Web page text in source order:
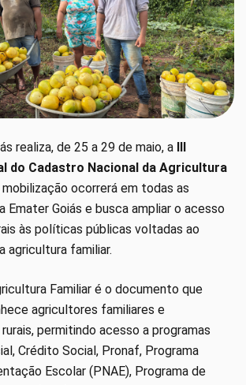
realiza, de 25 a 29 de maio, a III
do Cadastro Nacional da Agricultura
mobilização ocorrerá em todas as
Emater Goiás e busca ampliar o acesso
às políticas públicas voltadas ao
agricultura familiar.
Familiar é o documento que
agricultores familiares e
permitindo acesso a programas
Crédito Social, Pronaf, Programa
Escolar (PNAE), Programa de